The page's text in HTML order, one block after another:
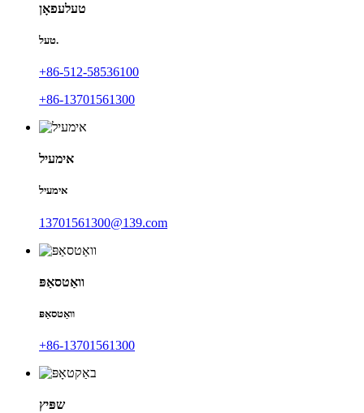
טעלעפאָן
טעל.
+86-512-58536100
+86-13701561300
אימעיל
אימעיל
13701561300@139.com
וואַטסאַפּ
וואַטסאַפּ
+86-13701561300
שפּיץ